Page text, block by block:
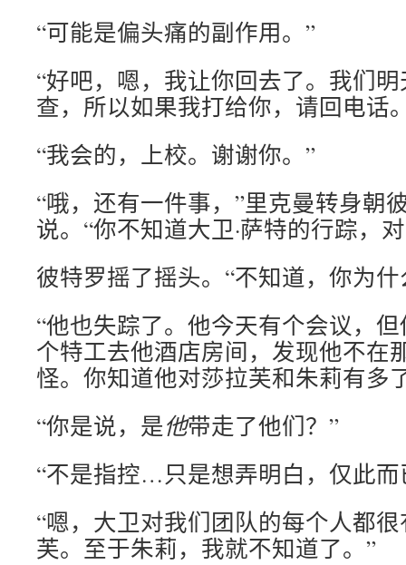
“可能是偏头痛的副作用。”
“好吧，嗯，我让你回去了。我们
查，所以如果我打给你，请回电话
“我会的，上校。谢谢你。”
“哦，还有一件事，”里克曼转身朝
说。“你不知道大卫·萨特的行踪，
彼特罗摇了摇头。“不知道，你为
“他也失踪了。他今天有个会议，
个特工去他酒店房间，发现他不在
怪。你知道他对莎拉芙和朱莉有多
“你是说，是他带走了他们？”
“不是指控…只是想弄明白，仅此而
“嗯，大卫对我们团队的每个人都
芙。至于朱莉，我就不知道了。”